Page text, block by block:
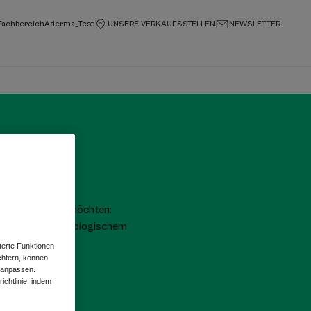
Aderma_Test UNSERE VERKAUFSSTELLEN NEWSLETTER
reduzieren möchten:
Hafer aus biologischem
Funktionen
können
indem